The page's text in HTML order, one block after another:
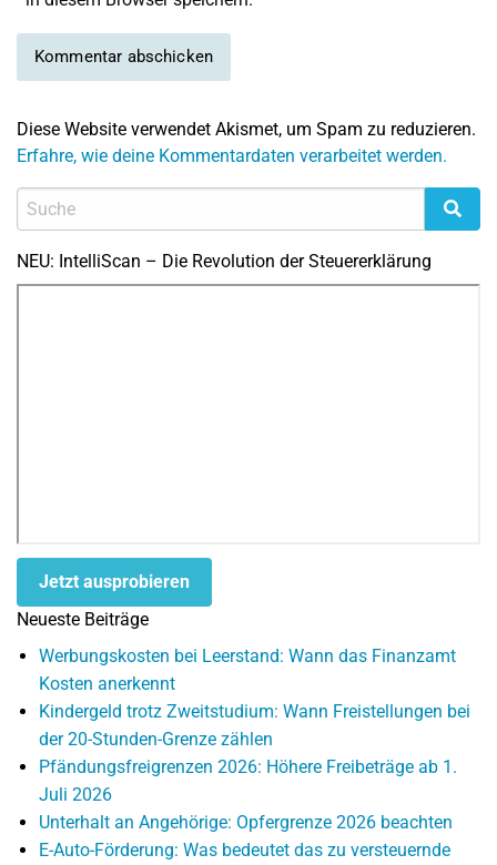
Diese Website verwendet Akismet, um Spam zu reduzieren.
Erfahre, wie deine Kommentardaten verarbeitet werden.
NEU: IntelliScan – Die Revolution der Steuererklärung
Jetzt ausprobieren
Neueste Beiträge
Werbungskosten bei Leerstand: Wann das Finanzamt
Kosten anerkennt
Kindergeld trotz Zweitstudium: Wann Freistellungen bei
der 20-Stunden-Grenze zählen
Pfändungsfreigrenzen 2026: Höhere Freibeträge ab 1.
Juli 2026
Unterhalt an Angehörige: Opfergrenze 2026 beachten
E-Auto-Förderung: Was bedeutet das zu versteuernde